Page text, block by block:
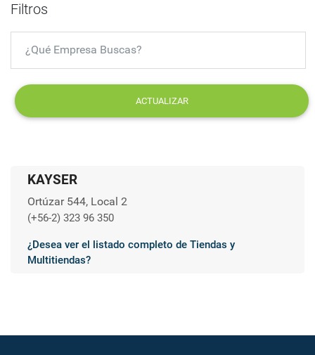
Filtros
ACTUALIZAR
KAYSER
Ortúzar 544, Local 2
(+56-2) 323 96 350
¿Desea ver el listado completo de Tiendas y
Multitiendas?